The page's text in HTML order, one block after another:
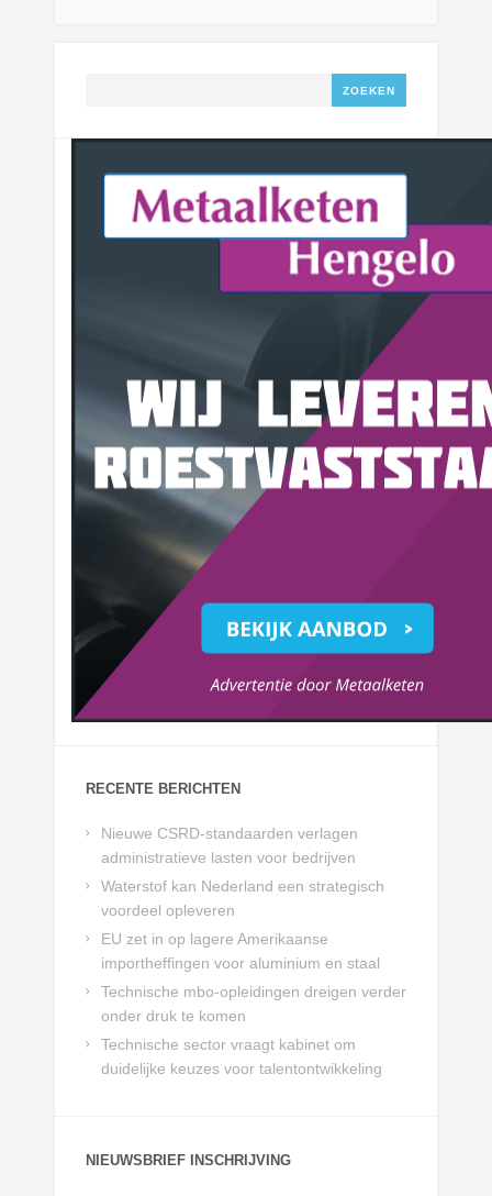
RECENTE BERICHTEN
Nieuwe CSRD-standaarden verlagen
administratieve lasten voor bedrijven
Waterstof kan Nederland een strategisch
voordeel opleveren
EU zet in op lagere Amerikaanse
importheffingen voor aluminium en staal
Technische mbo-opleidingen dreigen verder
onder druk te komen
Technische sector vraagt kabinet om
duidelijke keuzes voor talentontwikkeling
NIEUWSBRIEF INSCHRIJVING